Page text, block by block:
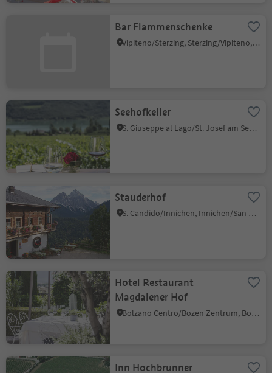
Bar Flammenschenke
Vipiteno/Sterzing, Sterzing/Vipiteno, Sterzing/Vipiteno and environs
Seehofkeller
S. Giuseppe al Lago/St. Josef am See, Kaltern an der Weinstraße/Caldaro sulla Strada del Vino, Alto Adige Wine Road
Stauderhof
S. Candido/Innichen, Innichen/San Candido, Dolomites Region 3 Zinnen
Hotel Restaurant
Magdalener Hof
Bolzano Centro/Bozen Zentrum, Bolzano/Bozen, Bolzano/Bozen and environs
Inn Hochbrunner